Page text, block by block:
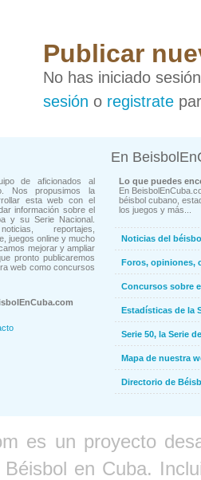
Publicar
No has iniciado
sesión o registrate
de aficionados al
Nos propusimos la
esta web con el
información sobre el
y su Serie Nacional.
reportajes,
juegos online y mucho
mejorar y ampliar
pronto publicaremos
web como concursos
En
Lo que puedes
En
béisbol cubano,
los juegos y más...
Noticias del
Foros, opiniones,
Concursos sobre
Estadísticas de la
Serie 50, la Serie
Mapa de nuestra
Directorio de
es un proyecto
en Cuba.